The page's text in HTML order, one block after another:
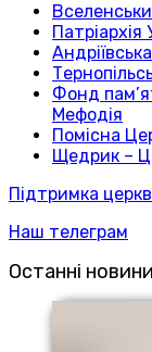
Фонд
Мефодія
Помісна
Щедрик –
Підтримка
Наш телеграм
Останні новини